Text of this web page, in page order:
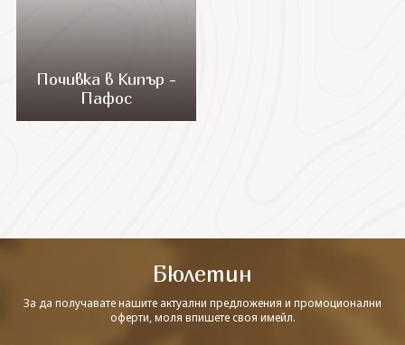
ЕКЗОТИКА
Почивка в Кипър -
Пафос
Бюлетин
За да получавате нашите актуални предложения и промоционални
оферти, моля впишете своя имейл.